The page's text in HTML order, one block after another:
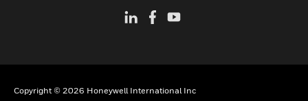
Copyright © 2026 Honeywell International Inc